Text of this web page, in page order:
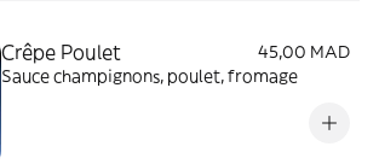
Crêpe Poulet
45,00 MAD
Sauce champignons, poulet, fromage